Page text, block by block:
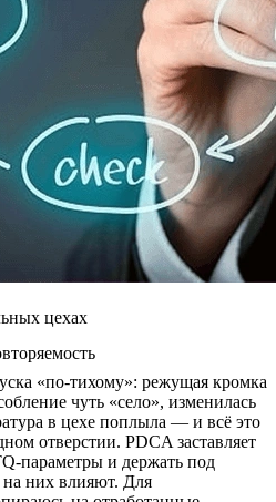
цехах
«по-тихому»: режущая кромка
чуть «село», изменилась
в цехе поплыла — и всё это
отверстии. PDCA заставляет
параметры и держать под
на них влияют. Для